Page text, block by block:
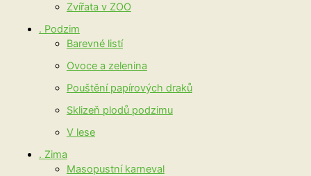
Zvířata v ZOO
. Podzim
Barevné listí
Ovoce a zelenina
Pouštění papírových draků
Sklizeň plodů podzimu
V lese
. Zima
Masopustní karneval